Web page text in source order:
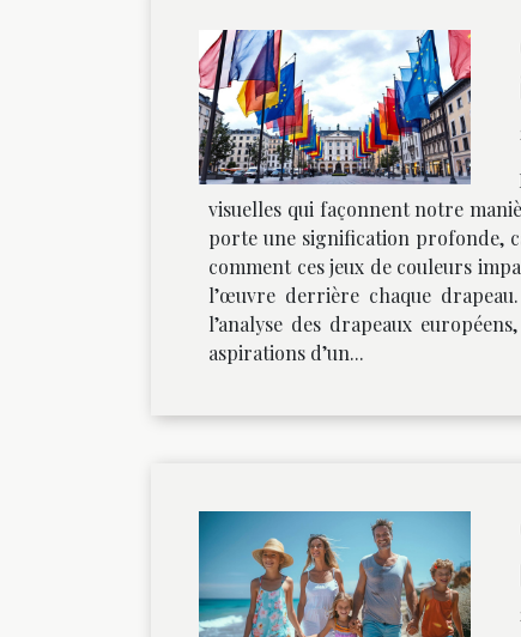
visuelles qui façonnent notre
porte une signification profonde,
comment ces jeux de couleurs
l’œuvre derrière chaque
l’analyse des drapeaux
aspirations d’un...